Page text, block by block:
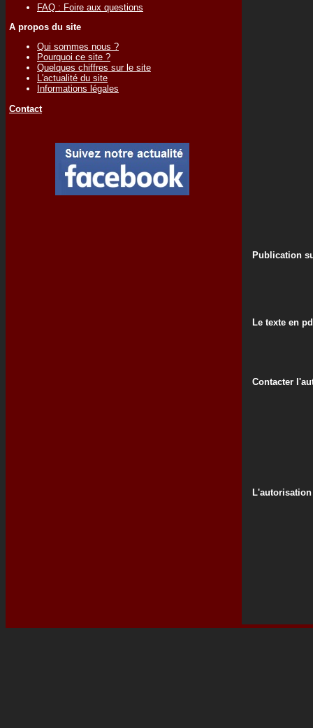
FAQ : Foire aux questions
A propos du site
Qui sommes nous ?
Pourquoi ce site ?
Quelques chiffres sur le site
L'actualité du site
Informations légales
Contact
Publication
Le texte en
Contacter
L'autorisation